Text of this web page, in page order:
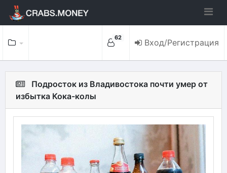
62 Вход/Регистрация
Подросток из Владивостока почти умер от
избытка Кока-колы